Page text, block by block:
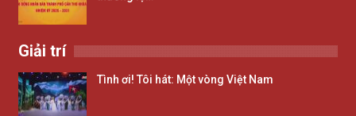
Giải trí
Tình ơi! Tôi hát: Một vòng Việt Nam